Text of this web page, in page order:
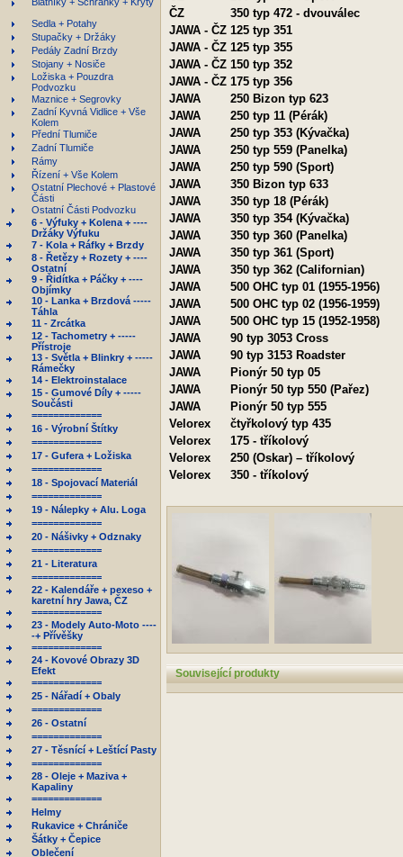
Sedla + Potahy
Stupačky + Držáky
Pedály Zadní Brzdy
Stojany + Nosiče
Ložiska + Pouzdra
Podvozku
Maznice + Segrovky
Zadní Kyvná Vidlice + Vše
Kolem
Přední Tlumiče
Zadní Tlumiče
Rámy
Řízení + Vše Kolem
Ostatní Plechové + Plastové
Části
Ostatní Části Podvozku
6 - Výfuky + Kolena + ----
Držáky Výfuku
7 - Kola + Ráfky + Brzdy
8 - Řetězy + Rozety + ----
Ostatní
9 - Řidítka + Páčky + ----
Objímky
10 - Lanka + Brzdová -----
Táhla
11 - Zrcátka
12 - Tachometry + -----
Přístroje
13 - Světla + Blinkry + -----
Rámečky
14 - Elektroinstalace
15 - Gumové Díly + -----
Součásti
=============
16 - Výrobní Štítky
=============
17 - Gufera + Ložiska
=============
18 - Spojovací Materiál
=============
19 - Nálepky + Alu. Loga
=============
20 - Nášivky + Odznaky
=============
21 - Literatura
=============
22 - Kalendáře + pexeso +
karetní hry Jawa, ČZ
=============
23 - Modely Auto-Moto ----
-+ Přívěšky
=============
24 - Kovové Obrazy 3D
Efekt
=============
25 - Nářadí + Obaly
=============
26 - Ostatní
=============
27 - Těsnící + Leštící Pasty
=============
28 - Oleje + Maziva +
Kapaliny
=============
Helmy
Rukavice + Chrániče
Šátky + Čepice
Oblečení
ČZ
350 typ 472 - dvouválec
JAWA - ČZ 125 typ 351
JAWA - ČZ 125 typ 355
JAWA - ČZ 150 typ 352
JAWA - ČZ 175 typ 356
JAWA
250 Bizon typ 623
JAWA
250 typ 11 (Pérák)
JAWA
250 typ 353 (Kývačka)
JAWA
250 typ 559 (Panelka)
JAWA
250 typ 590 (Sport)
JAWA
350 Bizon typ 633
JAWA
350 typ 18 (Pérák)
JAWA
350 typ 354 (Kývačka)
JAWA
350 typ 360 (Panelka)
JAWA
350 typ 361 (Sport)
JAWA
350 typ 362 (Californian)
JAWA
500 OHC typ 01 (1955-1956)
JAWA
500 OHC typ 02 (1956-1959)
JAWA
500 OHC typ 15 (1952-1958)
JAWA
90 typ 3053 Cross
JAWA
90 typ 3153 Roadster
JAWA
Pionýr 50 typ 05
JAWA
Pionýr 50 typ 550 (Pařez)
JAWA
Pionýr 50 typ 555
Velorex
čtyřkolový typ 435
Velorex
175 - tříkolový
Velorex
250 (Oskar) – tříkolový
Velorex
350 - tříkolový
Související produkty